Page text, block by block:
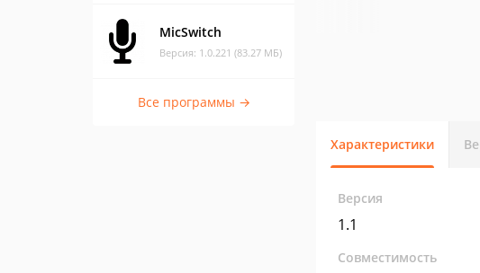
MicSwitch
Версия: 1.0.221 (83.27 МБ)
Все программы →
Характеристики
Версия
1.1
Совместимость